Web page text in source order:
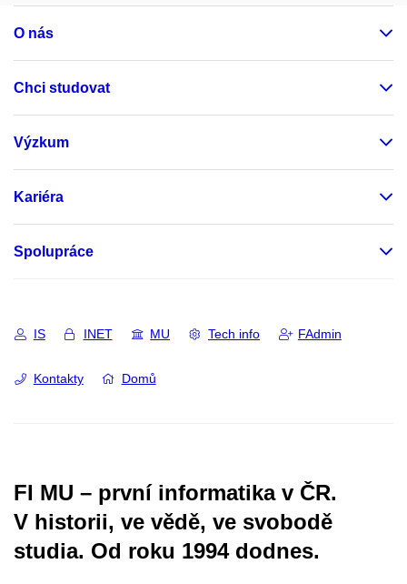
O nás
Chci studovat
Výzkum
Kariéra
Spolupráce
IS INET MU Tech info FAdmin
Kontakty Domů
FI MU – první informatika v ČR.
V historii, ve vědě, ve svobodě
studia. Od roku 1994 dodnes.